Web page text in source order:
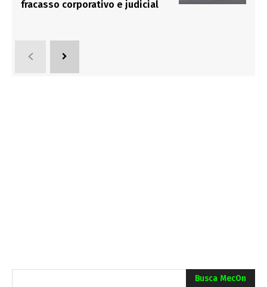
fracasso corporativo e judicial
Busca MecOn